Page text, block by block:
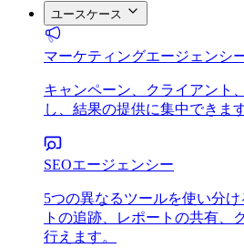
ユースケース
マーケティングエージェンシ
キャンペーン、クライアント
し、結果の提供に集中できます
SEOエージェンシー
5つの異なるツールを使い分
トの追跡、レポートの共有、
行えます。